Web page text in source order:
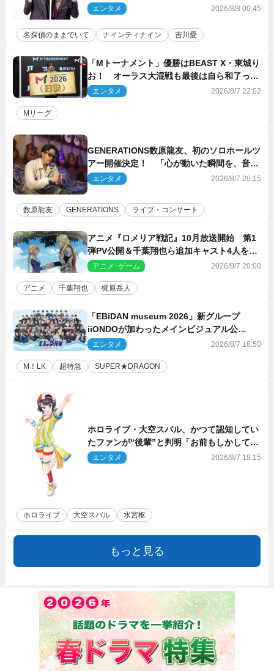
が決定！
エンタメ 2026/8/8 00:45
名探偵のままでいて ナインティナイン 吉川愛
「Mトーナメント」優勝はBEAST X・東城り
お！ オーラス大混戦も最後は自ら和了って
幕引き
エンタメ 2026/8/7 22:02
Mリーグ
GENERATIONS数原龍友、初のソロホールツ
アー開催決定！ 「心が動いた瞬間を、音に
乗せてお届けできれば」
エンタメ 2026/8/7 20:15
数原龍友 GENERATIONS ライブ・コンサート
アニメ『ロメリア戦記』10月放送開始 第1
弾PV公開＆千葉翔也ら追加キャスト4人を発
表アニメ･ゲーム 2026/8/7 20:00
アニメ 千葉翔也 梶原岳人
「EBiDAN museum 2026」新グループ
iiONDOが加わったメインビジュアル公
開！ 開催記念グッズラインナップも
エンタメ 2026/8/7 18:50
M！LK 超特急 SUPER★DRAGON
ホロライブ・大空スバル、かつて認知してい
たファンが“後輩”と判明「お前もしかしてあ
のときの？」
エンタメ 2026/8/7 18:15
ホロライブ 大空スバル 水宮枢
もっと見る